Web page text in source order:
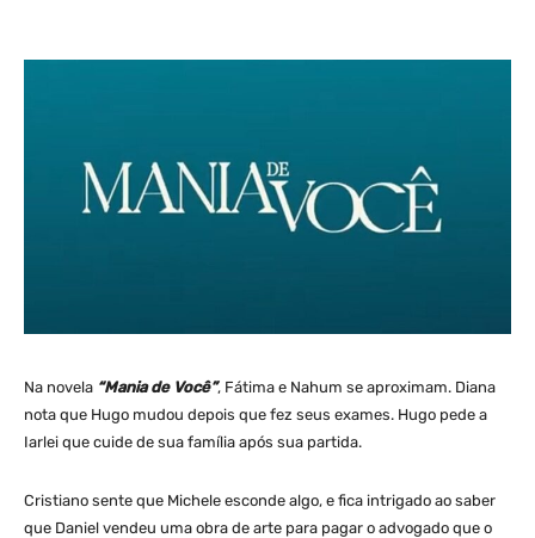
Na novela “Mania de Você”, Fátima e Nahum se aproximam. Diana
nota que Hugo mudou depois que fez seus exames. Hugo pede a
Iarlei que cuide de sua família após sua partida.
Cristiano sente que Michele esconde algo, e fica intrigado ao saber
que Daniel vendeu uma obra de arte para pagar o advogado que o